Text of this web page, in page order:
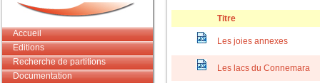
Accueil
Editions
Recherche de partitions
Documentation
Titre
Les joies annexes
Les lacs du Connemara